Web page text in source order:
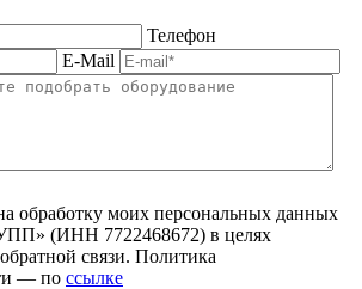
Телефон
E-Mail
обработку моих персональных данных
(ИНН 7722468672) в целях
связи. Политика
— по ссылке